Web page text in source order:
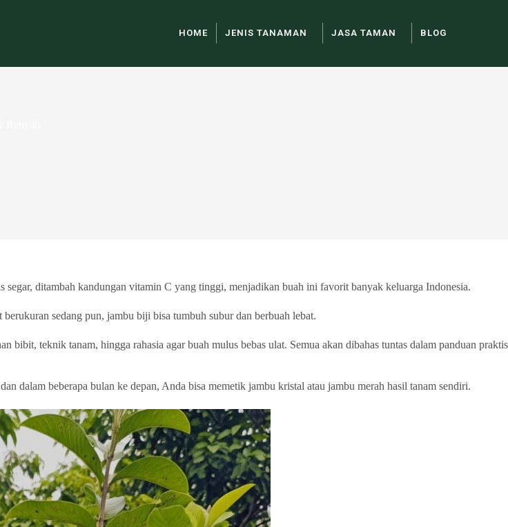
HOME JENIS TANAMAN JASA TAMAN BLOG
ditambah kandungan vitamin C yang tinggi, menjadikan buah ini favorit banyak keluarga Indonesia.
sedang pun, jambu biji bisa tumbuh subur dan berbuah lebat.
teknik tanam, hingga rahasia agar buah mulus bebas ulat. Semua akan dibahas tuntas dalam panduan praktis
beberapa bulan ke depan, Anda bisa memetik jambu kristal atau jambu merah hasil tanam sendiri.